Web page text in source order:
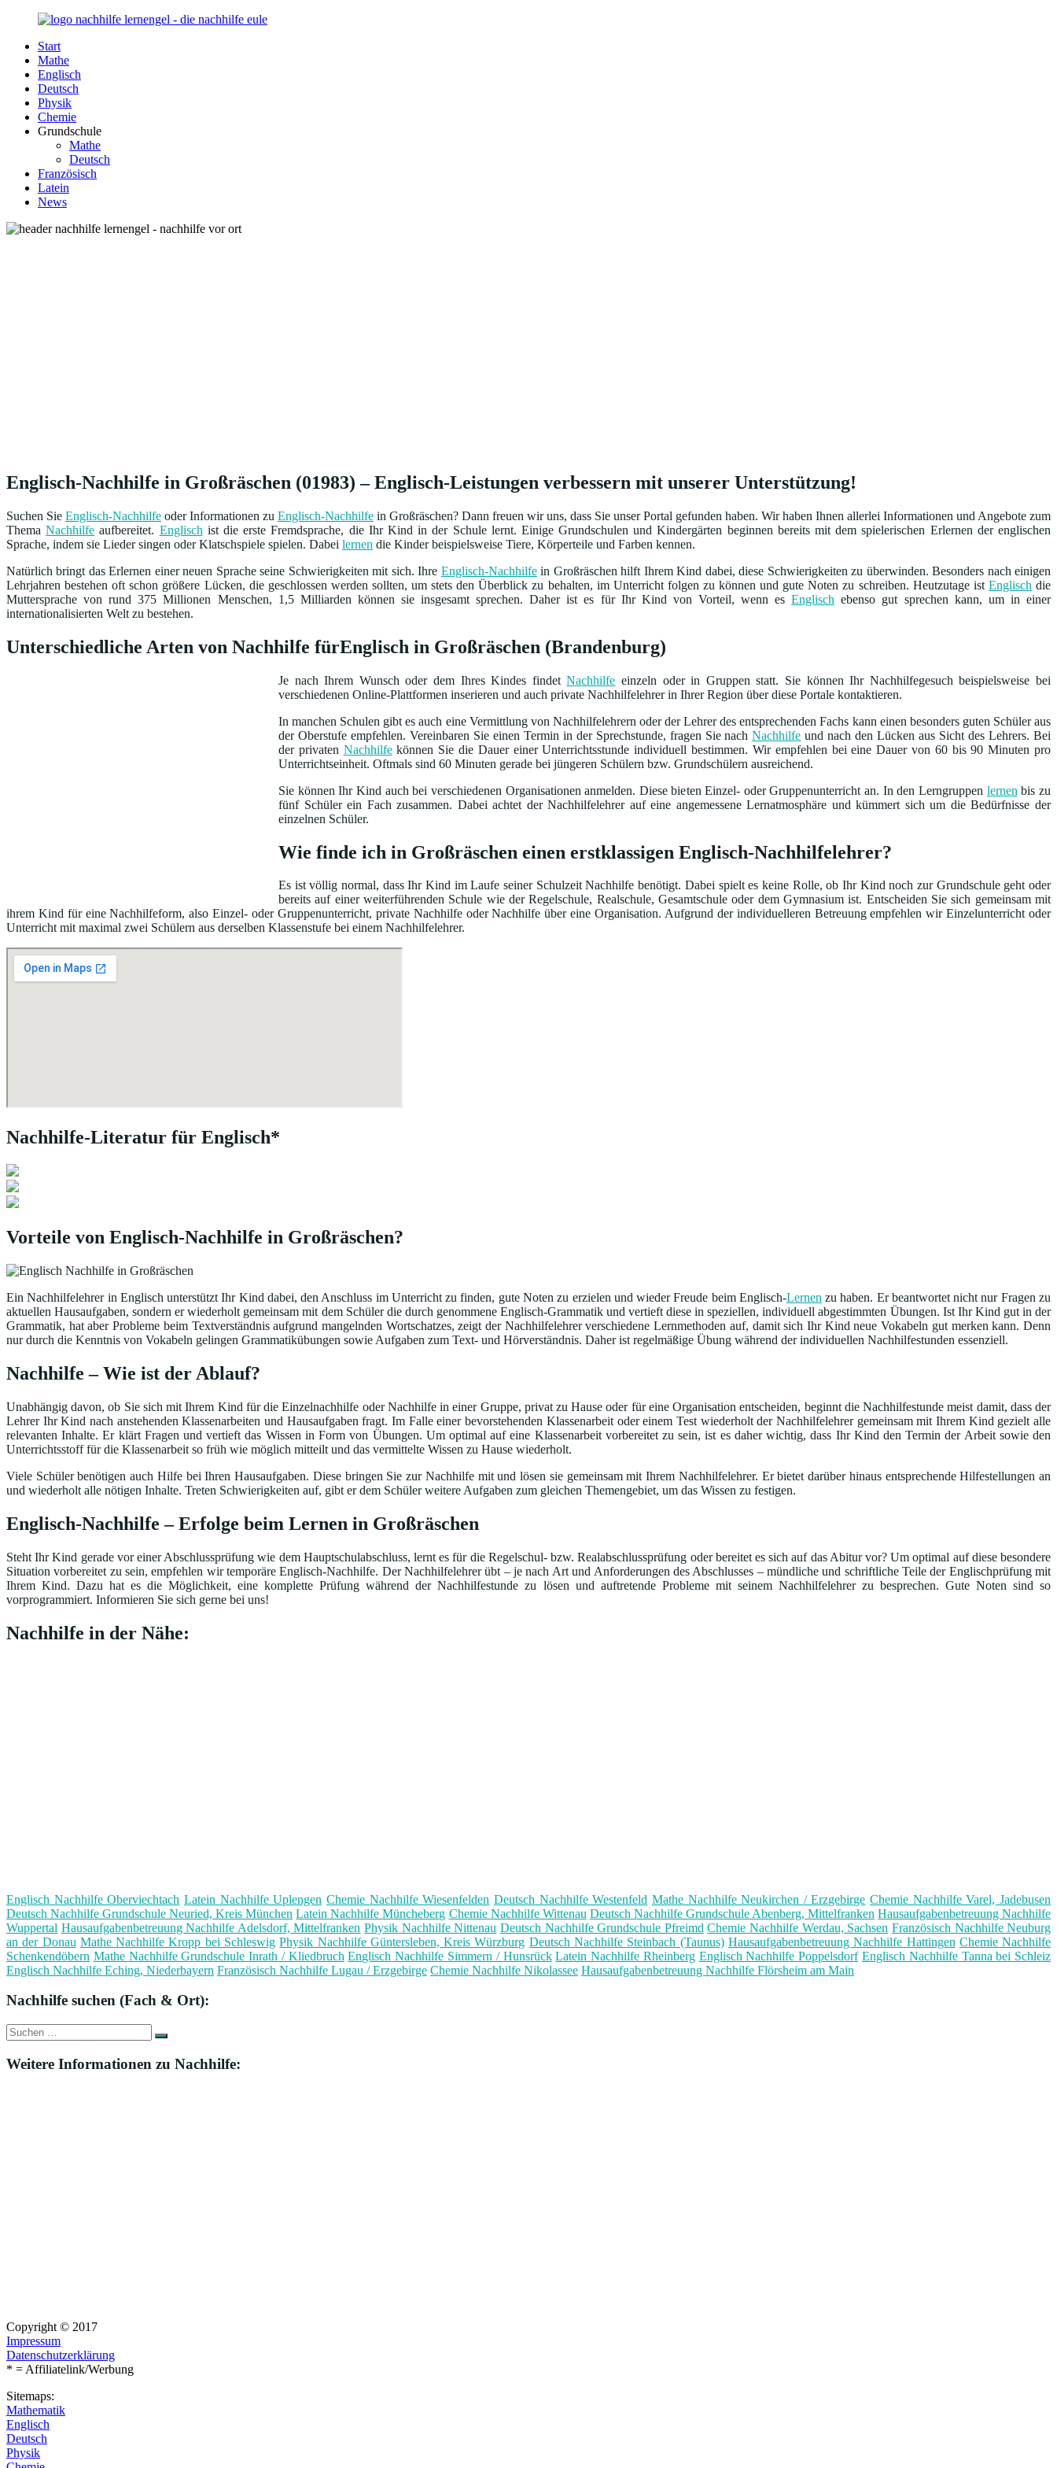
Zurück
Inhalt
Nachhilfe-
Lernengel.de
Unsere
Nachhilfe-
Eule
berät
zum
Damit
Lernen
Spaß
Start
Mathe
Englisch
Deutsch
Physik
Chemie
Grundschule
Mathe
Deutsch
Französisch
Latein
News
Englisch-Nachhilfe in Großräschen (01983) – Englisch-Leistungen verbessern mit unserer Unterstützung!
Suchen Sie Englisch-Nachhilfe oder Informationen zu Englisch-Nachhilfe in Großräschen? Dann freuen wir uns, dass Sie unser Portal gefunden haben. Wir haben Ihnen allerlei Informationen und Angebote zum
ThemaNachhilfe aufbereitet. Englisch ist die erste Fremdsprache, die Ihr Kind in der Schule lernt. Einige Grundschulen und Kindergärten beginnen bereits mit dem spielerischen Erlernen der englischen
Sprache, indem sie Lieder singen oder Klatschspiele spielen. Dabei lernen die Kinder beispielsweise Tiere, Körperteile und Farben kennen.
Natürlich bringt das Erlernen einer neuen Sprache seine Schwierigkeiten mit sich. Ihre Englisch-Nachhilfein Großräschen hilft Ihrem Kind dabei, diese Schwierigkeiten zu überwinden. Besonders nach einigen
Lehrjahren bestehen oft schon größere Lücken, die geschlossen werden sollten, um stets den Überblick zu behalten, im Unterricht folgen zu können und gute Noten zu schreiben. Heutzutage ist Englisch die
Muttersprache von rund 375 Millionen Menschen, 1,5 Milliarden können sie insgesamt sprechen. Daher ist es für Ihr Kind von Vorteil, wenn esEnglisch ebenso gut sprechen kann, um in einer
internationalisierten Welt zu bestehen.
Unterschiedliche Arten von Nachhilfe fürEnglisch in Großräschen (Brandenburg)
Je nach Ihrem Wunsch oder dem Ihres Kindes findetNachhilfe einzeln oder in Gruppen statt. Sie können Ihr Nachhilfegesuch beispielsweise bei
verschiedenen Online-Plattformen inserieren und auch private Nachhilfelehrer in Ihrer Region über diese Portale kontaktieren.
In manchen Schulen gibt es auch eine Vermittlung von Nachhilfelehrern oder der Lehrer des entsprechenden Fachs kann einen besonders guten Schüler aus
der Oberstufe empfehlen. Vereinbaren Sie einen Termin in der Sprechstunde, fragen Sie nachNachhilfe und nach den Lücken aus Sicht des Lehrers. Bei
der privaten Nachhilfekönnen Sie die Dauer einer Unterrichtsstunde individuell bestimmen. Wir empfehlen bei eine Dauer von 60 bis 90 Minuten pro
Unterrichtseinheit. Oftmals sind 60 Minuten gerade bei jüngeren Schülern bzw. Grundschülern ausreichend.
Sie können Ihr Kind auch bei verschiedenen Organisationen anmelden. Diese bieten Einzel- oder Gruppenunterricht an. In den Lerngruppen lernen bis zu
fünf Schüler ein Fach zusammen. Dabei achtet der Nachhilfelehrer auf eine angemessene Lernatmosphäre und kümmert sich um die Bedürfnisse der
einzelnen Schüler.
Wie finde ich in Großräschen einen erstklassigen Englisch-Nachhilfelehrer?
Es ist völlig normal, dass Ihr Kind im Laufe seiner Schulzeit Nachhilfe benötigt. Dabei spielt es keine Rolle, ob Ihr Kind noch zur Grundschule geht oder
bereits auf einer weiterführenden Schule wie der Regelschule, Realschule, Gesamtschule oder dem Gymnasium ist. Entscheiden Sie sich gemeinsam mit
ihrem Kind für eine Nachhilfeform, also Einzel- oder Gruppenunterricht, private Nachhilfe oder Nachhilfe über eine Organisation. Aufgrund der individuelleren Betreuung empfehlen wir Einzelunterricht oder
Unterricht mit maximal zwei Schülern aus derselben Klassenstufe bei einem Nachhilfelehrer.
Nachhilfe-Literatur für Englisch*
Vorteile von Englisch-Nachhilfe in Großräschen?
Ein Nachhilfelehrer in Englisch unterstützt Ihr Kind dabei, den Anschluss im Unterricht zu finden, gute Noten zu erzielen und wieder Freude beim Englisch-Lernen zu haben. Er beantwortet nicht nur Fragen zu
aktuellen Hausaufgaben, sondern er wiederholt gemeinsam mit dem Schüler die durch genommene Englisch-Grammatik und vertieft diese in speziellen, individuell abgestimmten Übungen. Ist Ihr Kind gut in der
Grammatik, hat aber Probleme beim Textverständnis aufgrund mangelnden Wortschatzes, zeigt der Nachhilfelehrer verschiedene Lernmethoden auf, damit sich Ihr Kind neue Vokabeln gut merken kann. Denn
nur durch die Kenntnis von Vokabeln gelingen Grammatikübungen sowie Aufgaben zum Text- und Hörverständnis. Daher ist regelmäßige Übung während der individuellen Nachhilfestunden essenziell.
Nachhilfe – Wie ist der Ablauf?
Unabhängig davon, ob Sie sich mit Ihrem Kind für die Einzelnachhilfe oder Nachhilfe in einer Gruppe, privat zu Hause oder für eine Organisation entscheiden, beginnt die Nachhilfestunde meist damit, dass der
Lehrer Ihr Kind nach anstehenden Klassenarbeiten und Hausaufgaben fragt. Im Falle einer bevorstehenden Klassenarbeit oder einem Test wiederholt der Nachhilfelehrer gemeinsam mit Ihrem Kind gezielt alle
relevanten Inhalte. Er klärt Fragen und vertieft das Wissen in Form von Übungen. Um optimal auf eine Klassenarbeit vorbereitet zu sein, ist es daher wichtig, dass Ihr Kind den Termin der Arbeit sowie den
Unterrichtsstoff für die Klassenarbeit so früh wie möglich mitteilt und das vermittelte Wissen zu Hause wiederholt.
Viele Schüler benötigen auch Hilfe bei Ihren Hausaufgaben. Diese bringen Sie zur Nachhilfe mit und lösen sie gemeinsam mit Ihrem Nachhilfelehrer. Er bietet darüber hinaus entsprechende Hilfestellungen an
und wiederholt alle nötigen Inhalte. Treten Schwierigkeiten auf, gibt er dem Schüler weitere Aufgaben zum gleichen Themengebiet, um das Wissen zu festigen.
Englisch-Nachhilfe – Erfolge beim Lernen in Großräschen
Steht Ihr Kind gerade vor einer Abschlussprüfung wie dem Hauptschulabschluss, lernt es für die Regelschul- bzw. Realabschlussprüfung oder bereitet es sich auf das Abitur vor? Um optimal auf diese besondere
Situation vorbereitet zu sein, empfehlen wir temporäre Englisch-Nachhilfe. Der Nachhilfelehrer übt – je nach Art und Anforderungen des Abschlusses – mündliche und schriftliche Teile der Englischprüfung mit
Ihrem Kind. Dazu hat es die Möglichkeit, eine komplette Prüfung während der Nachhilfestunde zu lösen und auftretende Probleme mit seinem Nachhilfelehrer zu besprechen. Gute Noten sind so
vorprogrammiert. Informieren Sie sich gerne bei uns!
Nachhilfe in der Nähe:
Englisch Nachhilfe Oberviechtach Latein Nachhilfe Uplengen Chemie Nachhilfe Wiesenfelden Deutsch Nachhilfe Westenfeld Mathe Nachhilfe Neukirchen / Erzgebirge Chemie Nachhilfe Varel, Jadebusen
Deutsch Nachhilfe Grundschule Neuried, Kreis München Latein Nachhilfe Müncheberg Chemie Nachhilfe Wittenau Deutsch Nachhilfe Grundschule Abenberg, Mittelfranken Hausaufgabenbetreuung Nachhilfe
Wuppertal Hausaufgabenbetreuung Nachhilfe Adelsdorf, Mittelfranken Physik Nachhilfe Nittenau Deutsch Nachhilfe Grundschule Pfreimd Chemie Nachhilfe Werdau, Sachsen Französisch Nachhilfe Neuburg
an der Donau Mathe Nachhilfe Kropp bei Schleswig Physik Nachhilfe Güntersleben, Kreis Würzburg Deutsch Nachhilfe Steinbach (Taunus) Hausaufgabenbetreuung Nachhilfe Hattingen Chemie Nachhilfe
Schenkendöbern Mathe Nachhilfe Grundschule Inrath / Kliedbruch Englisch Nachhilfe Simmern / Hunsrück Latein Nachhilfe Rheinberg Englisch Nachhilfe Poppelsdorf Englisch Nachhilfe Tanna bei Schleiz
Englisch Nachhilfe Eching, Niederbayern Französisch Nachhilfe Lugau / Erzgebirge Chemie Nachhilfe Nikolassee Hausaufgabenbetreuung Nachhilfe Flörsheim am Main
Nachhilfe suchen (Fach & Ort):
Suche
nach:
Suchen
Weitere Informationen zu Nachhilfe:
Copyright © 2017
Impressum
Datenschutzerklärung
* = Affiliatelink/Werbung
Sitemaps:
Mathematik
Englisch
Deutsch
Physik